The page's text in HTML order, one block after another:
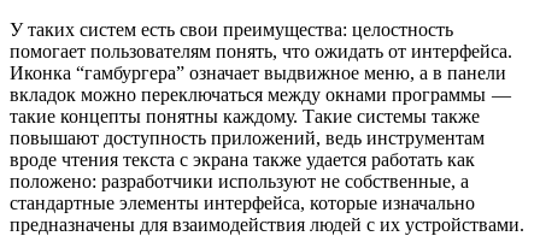
У таких систем есть свои преимущества: целостность
помогает пользователям понять, что ожидать от интерфейса.
Иконка “гамбургера” означает выдвижное меню, а в панели
вкладок можно переключаться между окнами программы —
такие концепты понятны каждому. Такие системы также
повышают доступность приложений, ведь инструментам
вроде чтения текста с экрана также удается работать как
положено: разработчики используют не собственные, а
стандартные элементы интерфейса, которые изначально
предназначены для взаимодействия людей с их устройствами.